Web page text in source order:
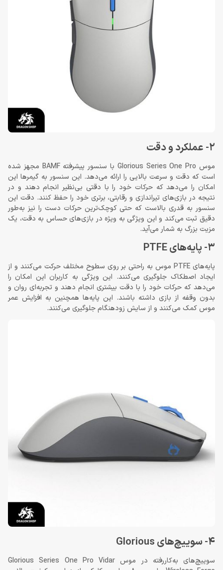
2- عملکرد و دقت
موس Glorious Series One Pro با سنسور پیشرفته BAMF مجهز شده
است که دقت و سرعت بالایی را ارائه می‌دهد. این سنسور به گیمرها این
امکان را می‌دهد که حرکات خود را با دقتی بی‌نظیر انجام دهند و در
نتیجه در بازی‌های تیراندازی و رقابتی، برتری خود را حفظ کنند. دقت این
سنسور به قدری بالاست که حتی کوچک‌ترین حرکات دست را نیز به‌طور
دقیق ثبت می‌کند و این ویژگی به ویژه در بازی‌های حساس به دقت، یک
مزیت بزرگ به شمار می‌آید.
3- پایه‌های PTFE
پایه‌های PTFE موس به راحتی بر روی سطوح مختلف حرکت می‌کنند و از
ایجاد اصطکاک جلوگیری می‌کنند. این ویژگی به کاربران این امکان را
می‌دهد که حرکات خود را با دقت بیشتری انجام دهند و تجربه‌ای روان و
بدون وقفه از بازی داشته باشند. این پایه‌ها همچنین به افزایش عمر
موس کمک می‌کنند و از سایش زودهنگام جلوگیری می‌کنند.
4- سوییچ‌های Glorious
سوییچ‌های به‌کاررفته در موس Glorious Series One Pro Vidar